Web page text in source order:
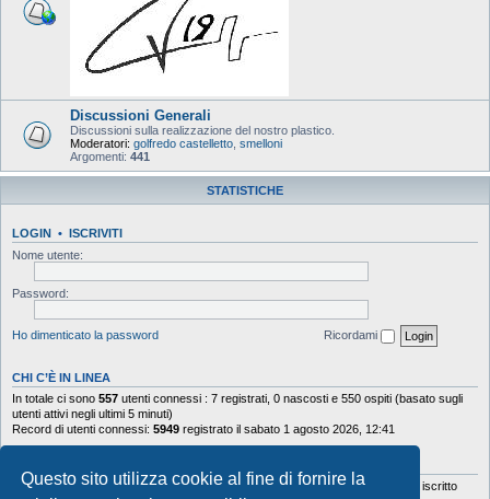
Questo sito utilizza cookie al fine di fornire la
Discussioni Generali
Discussioni sulla realizzazione del nostro plastico.
Moderatori: golfredo castelletto smelloni
Argomenti: 441
STATISTICHE
LOGIN • ISCRIVITI
Nome utente:
Password:
Ho dimenticato la password Ricordami
CHI C’È IN LINEA
In totale ci sono 557 utenti connessi : 7 registrati, 0 nascosti e 550 ospiti (basato sugli
utenti attivi negli ultimi 5 minuti)
Record di utenti connessi: 5949 registrato il sabato 1 agosto 2026, 12:41
Totale messaggi103644• Totale argomenti 9878• Totale iscritti 5630
• Ultimo iscritto